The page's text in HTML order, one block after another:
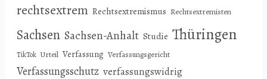
rechtsextrem Rechtsextremismus Rechtsextremisten
Sachsen Sachsen-Anhalt Studie Thüringen
TikTok Urteil Verfassung Verfassungsgericht
Verfassungsschutz verfassungswidrig